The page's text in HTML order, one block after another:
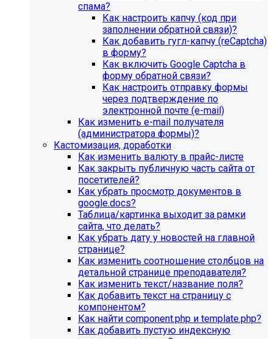
спама?
Как настроить капчу (код при
заполнении обратной связи)?
Как добавить гугл-капчу (reCaptcha)
в форму?
Как включить Google Captcha в
форму обратной связи?
Как настроить отправку формы
через подтверждение по
электронной почте (e-mail)
Как изменить e-mail получателя
(администратора формы)?
Кастомизация, доработки
Как изменить валюту в прайс-листе
Как закрыть публичную часть сайта от
посетителей?
Как убрать просмотр документов в
google.docs?
Таблица/картинка выходит за рамки
сайта, что делать?
Как убрать дату у новостей на главной
странице?
Как изменить соотношение столбцов на
детальной странице преподавателя?
Как изменить текст/название поля?
Как добавить текст на страницу с
компонентом?
Как найти component.php и template.php?
Как добавить пустую индексную